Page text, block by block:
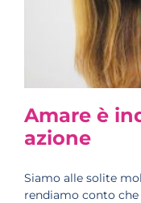
Amare è
azione
Siamo alle solite
rendiamo conto